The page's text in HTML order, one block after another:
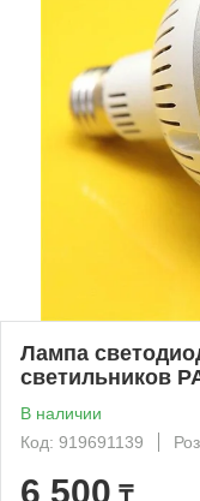
Лампа
светильников
В наличии
Код: 919691139
6 500